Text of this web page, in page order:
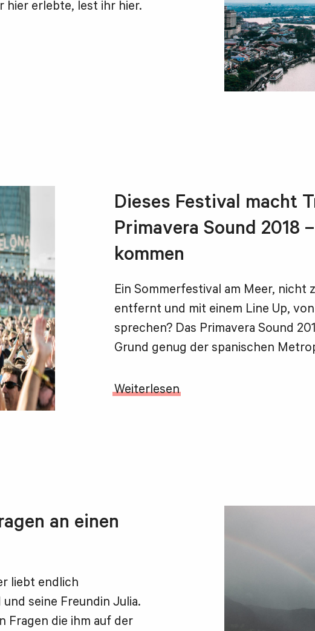
hier erlebte, lest ihr hier.
Dieses Festival macht
Primavera Sound 2018
kommen
Ein Sommerfestival am Meer, nicht
entfernt und mit einem Line Up,
sprechen? Das Primavera Sound
Grund genug der spanischen
Weiterlesen
an einen
liebt endlich
seine Freundin Julia.
Fragen die ihm auf der